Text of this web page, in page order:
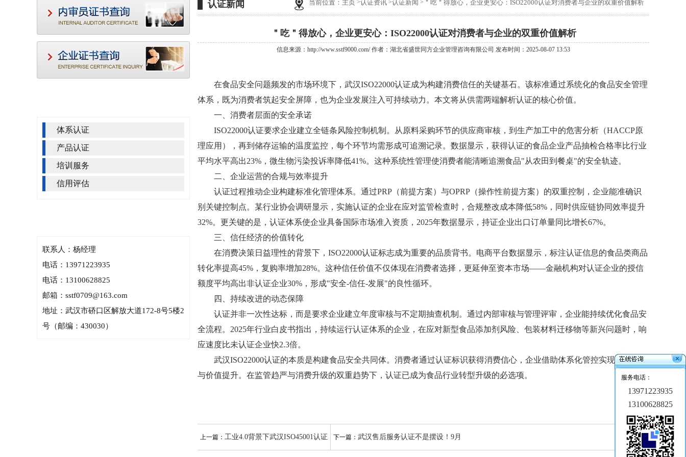
体系认证
产品认证
培训服务
信用评估
联系人：杨经理
电话：13971223935
电话：13100628825
邮箱：sstf0709@163.com
地址：武汉市硚口区解放大道172-8号5楼2
号（邮编：430030）
认证新闻 当前位置： 主页 认证资讯 认证新闻 ＂吃＂得放心，企业更安心：ISO22000认证对消费者与企业的双重价值解析
＂吃＂得放心，企业更安心：ISO22000认证对消费者与企业的双重价值解析
信息来源：http://www.sstf9000.com/ 作者：湖北省盛世同方企业管理咨询有限公司 发布时间：2025-08-07 13:53
在食品安全问题频发的市场环境下， 武汉ISO22000认证成为构建消费信任的关键基石。该标准通过系统化的食品安全管理
体系，既为消费者筑起安全屏障，也为企业发展注入可持续动力。本文将从供需两端解析认证的核心价值。
一、消费者层面的安全承诺
ISO22000认证要求企业建立全链条风险控制机制。从原料采购环节的供应商审核，到生产加工中的危害分析（HACCP原
理应用），再到储存运输的温度监控，每个环节均需形成可追溯记录。数据显示，获得认证的食品企业产品抽检合格率比行业
平均水平高出23%，微生物污染投诉率降低41%。这种系统性管理使消费者能清晰追溯食品"从农田到餐桌"的安全轨迹。
二、企业运营的合规与效率提升
认证过程推动企业构建标准化管理体系。通过PRP（前提方案）与OPRP（操作性前提方案）的双重控制，企业能准确识
别关键控制点。某行业协会调研显示，实施认证的企业在应对监管检查时，合规整改成本降低58%，同时供应链协同效率提升
32%。更关键的是，认证体系使企业具备国际市场准入资质，2025年数据显示，持证企业出口订单量同比增长67%。
三、信任经济的价值转化
在消费决策日益理性的背景下，ISO22000认证标志成为重要的品质背书。电商平台数据显示，标注认证信息的食品类商品
转化率提高45%，复购率增加28%。这种信任价值不仅体现在消费者选择，更延伸至资本市场——金融机构对认证企业的授信
额度平均高出非认证企业30%，形成"安全-信任-发展"的良性循环。
四、持续改进的动态保障
认证并非一次性达标，而是要求企业建立年度审核与不定期抽查机制。通过内部审核与管理评审，企业能持续优化食品安
全流程。2025年行业白皮书指出，持续运行认证体系的企业，在应对新型食品添加剂风险、包装材料迁移物等新兴问题时，响
应速度比未认证企业快2.3倍。
武汉ISO22000认证的本质是构建食品安全共同体。消费者通过认证标识获得消费信心，企业借助体系化管控实现合规运营
与价值提升。在监管趋严与消费升级的双重趋势下，认证已成为食品行业转型升级的必选项。
上一篇： 工业4.0背景下武汉ISO45001认证 下一篇： 武汉售后服务认证不是摆设！9月
服务电话：
13971223935
13100628825